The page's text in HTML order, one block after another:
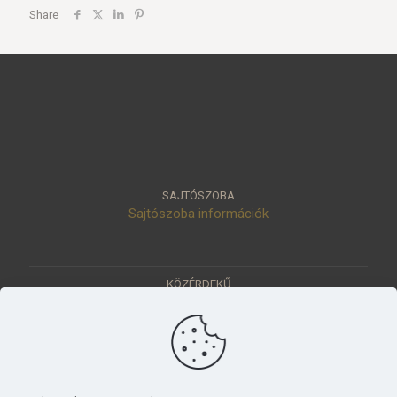
Share
SAJTÓSZOBA
Sajtószoba információk
KÖZÉRDEKŰ
Értéktár
Pályázatok